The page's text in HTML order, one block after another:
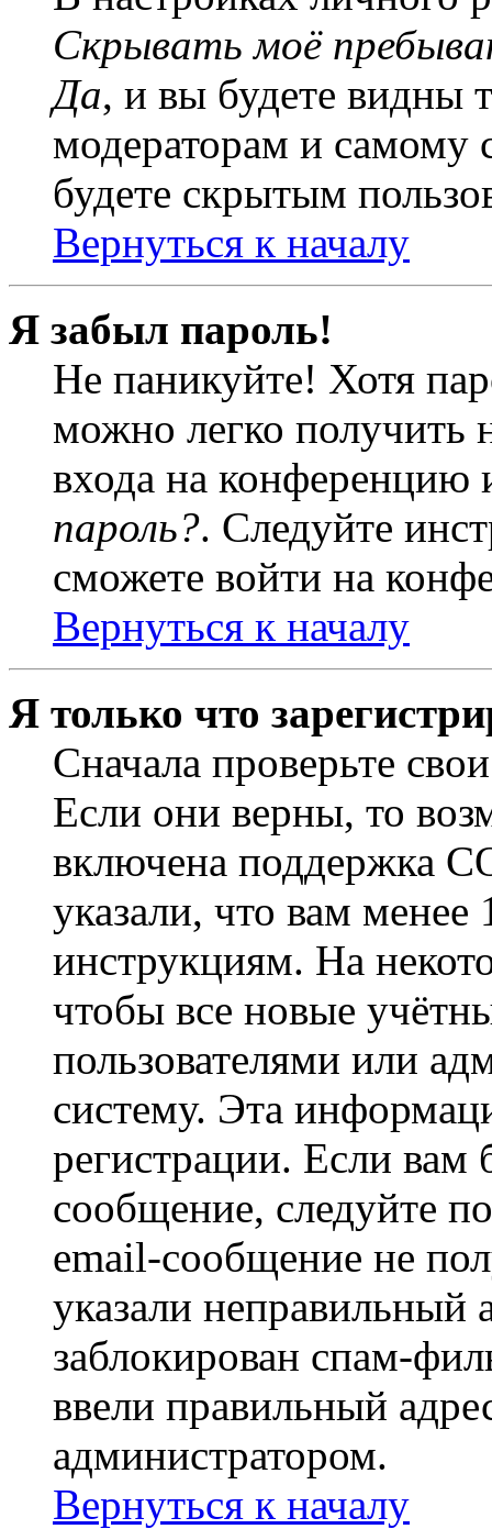
Скрывать моё
Да, и вы будете видны
модераторам и самому
будете скрытым
Вернуться к началу
Я забыл пароль!
Не паникуйте! Хотя
можно легко получить
входа на
пароль?. Следуйте
сможете войти на
Вернуться к началу
Я только что
Сначала проверьте
Если они верны, то
включена поддержка
указали, что вам
инструкциям. На
чтобы все новые
пользователями или
систему. Эта
регистрации. Если
сообщение, следуйте
email-сообщение не
указали неправильный
заблокирован спам-
ввели правильный
администратором.
Вернуться к началу